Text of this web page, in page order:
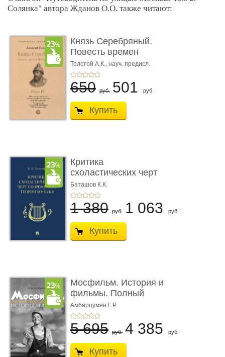
Солянка" автора Жданов О.О. также читают:
Князь Серебряный.
Повесть времен
Иоанна Грозн� ...
Толстой А.К., науч. предисл.
Володихина Д.М.
650 руб. 501 руб.
Купить
Критика
схоластических черт
современной теор� ...
Баташов К.К.
1 380 руб. 1 063 руб.
Купить
Мосфильм. История и
фильмы. Полный
иллюстриров ...
Амбарцумян Г.Р.
5 695 руб. 4 385 руб.
Купить